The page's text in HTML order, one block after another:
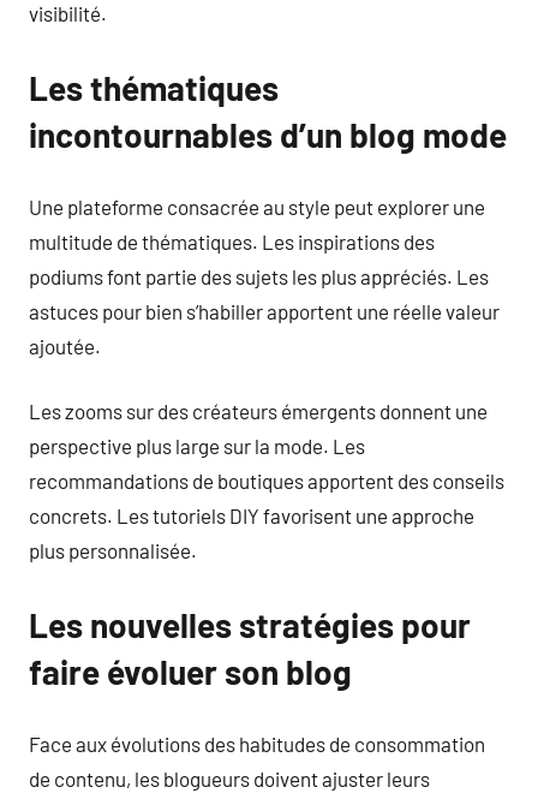
visibilité.
Les thématiques
incontournables d’un blog mode
Une plateforme consacrée au style peut explorer une
multitude de thématiques. Les inspirations des
podiums font partie des sujets les plus appréciés. Les
astuces pour bien s’habiller apportent une réelle valeur
ajoutée.
Les zooms sur des créateurs émergents donnent une
perspective plus large sur la mode. Les
recommandations de boutiques apportent des conseils
concrets. Les tutoriels DIY favorisent une approche
plus personnalisée.
Les nouvelles stratégies pour
faire évoluer son blog
Face aux évolutions des habitudes de consommation
de contenu, les blogueurs doivent ajuster leurs